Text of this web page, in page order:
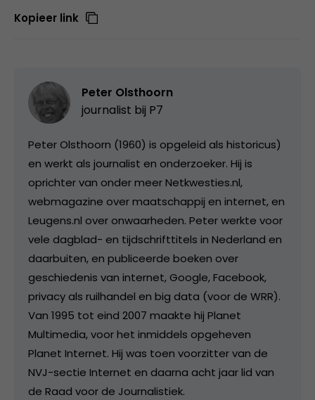
Kopieer link
Peter Olsthoorn
journalist bij P7
Peter Olsthoorn (1960) is opgeleid als historicus)
en werkt als journalist en onderzoeker. Hij is
oprichter van onder meer Netkwesties.nl,
webmagazine over maatschappij en internet, en
Leugens.nl over onwaarheden. Peter werkte voor
vele dagblad- en tijdschrifttitels in Nederland en
daarbuiten, en publiceerde boeken over
geschiedenis van internet, Google, Facebook,
privacy als ruilhandel en big data (voor de WRR).
Van 1995 tot eind 2007 maakte hij Planet
Multimedia, voor het inmiddels opgeheven
Planet Internet. Hij was toen voorzitter van de
NVJ-sectie Internet en daarna acht jaar lid van
de Raad voor de Journalistiek.